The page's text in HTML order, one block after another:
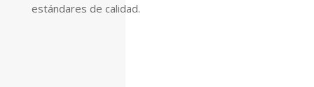
estándares de calidad.